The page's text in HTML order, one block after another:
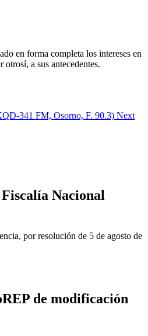
en forma completa los intereses en
a sus antecedentes.
341 FM, Osorno, F. 90.3) Next
Nacional
por resolución de 5 de agosto de
de modificación